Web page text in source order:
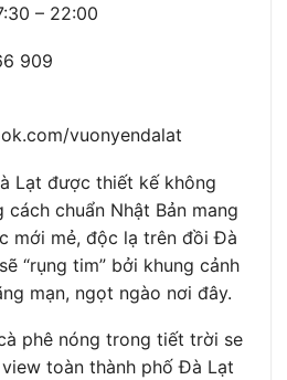
– 22:00
909
vuonyendalat
Lạt được thiết kế không
chuẩn Nhật Bản mang
mới mẻ, độc lạ trên đồi Đà
“rụng tim” bởi khung cảnh
mạn, ngọt ngào nơi đây.
phê nóng trong tiết trời se
toàn thành phố Đà Lạt